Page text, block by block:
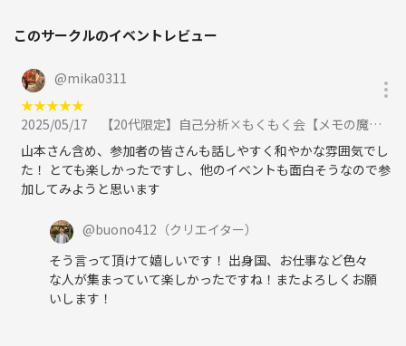
セラーを目指す為のセミナーが多く、普段の生活に活かせる心理学イベ
私自身勉強している身ですので、初めての方にも参加しやすい雰囲気を
心掛けております。
ぜひお気軽に一歩を踏み出してみてください。
ご参加お待ちしております。
このサークルのイベントレビュー
@mika0311
★★★★★
2025/05/17
【20代限定】自己分析×もくもく会【メモの魔力】に参加
山本さん含め、参加者の皆さんも話しやすく和やかな雰囲気でし
た！ とても楽しかったですし、他のイベントも面白そうなので参
加してみようと思います
@buono412 （クリエイター）
そう言って頂けて嬉しいです！ 出身国、お仕事など色々
な人が集まっていて楽しかったですね！またよろしくお願
いします！